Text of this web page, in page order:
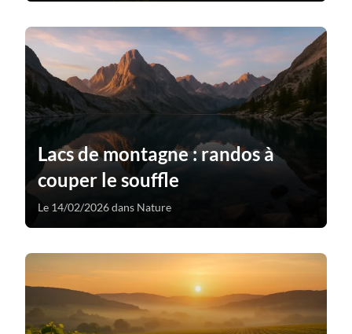
Lacs de montagne : randos à
couper le souffle
Le 14/02/2026 dans Nature